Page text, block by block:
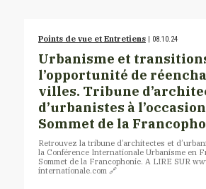
Points de vue et Entretiens | 08.10.24
Urbanisme et
l’opportunité de
villes. Tribune
d’urbanistes à
Sommet de la
Retrouvez la tribune d’architectes et
la Conférence Internationale Urbanisme en
Sommet de la Francophonie. A LIRE SUR
internationale.com 🔗